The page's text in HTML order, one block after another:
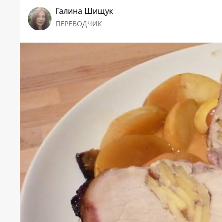
Галина Шищук
ПЕРЕВОДЧИК